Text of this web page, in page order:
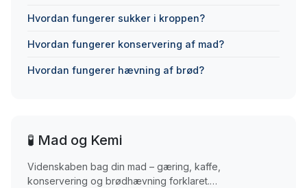
Hvordan fungerer sukker i kroppen?
Hvordan fungerer konservering af mad?
Hvordan fungerer hævning af brød?
🧪 Mad og Kemi
Videnskaben bag din mad – gæring, kaffe,
konservering og brødhævning forklaret.…